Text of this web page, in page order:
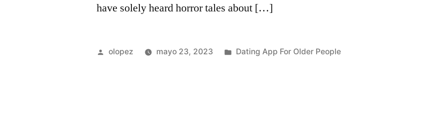
have solely heard horror tales about […]
Publicada
olopez mayo 23, 2023
Publicada
Dating App For Older People